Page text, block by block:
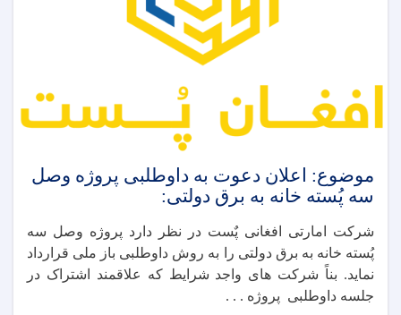
موضوع: اعلان دعوت به داوطلبی پروژه وصل
سه پُسته خانه به برق دولتی:
شرکت امارتی افغانی پٌست در نظر دارد پروژه وصل سه
پُسته خانه به برق دولتی را به روش داوطلبی باز ملی قرارداد
نماید. بناً شرکت های واجد شرایط که علاقمند اشتراک در
جلسه داوطلبی پروژه . . .